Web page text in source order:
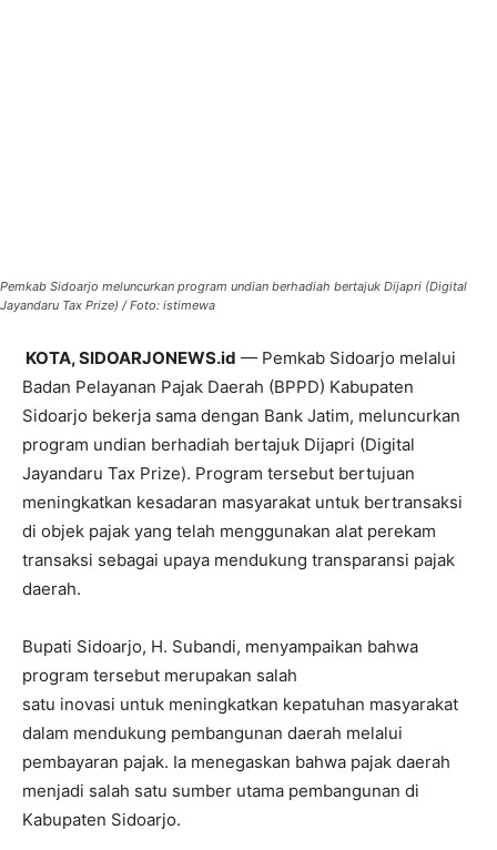
Pemkab Sidoarjo meluncurkan program undian berhadiah bertajuk Dijapri (Digital
Jayandaru Tax Prize) / Foto: istimewa
KOTA, SIDOARJONEWS.id — Pemkab Sidoarjo melalui
Badan Pelayanan Pajak Daerah (BPPD) Kabupaten
Sidoarjo bekerja sama dengan Bank Jatim, meluncurkan
program undian berhadiah bertajuk Dijapri (Digital
Jayandaru Tax Prize). Program tersebut bertujuan
meningkatkan kesadaran masyarakat untuk bertransaksi
di objek pajak yang telah menggunakan alat perekam
transaksi sebagai upaya mendukung transparansi pajak
daerah.
Bupati Sidoarjo, H. Subandi, menyampaikan bahwa
program tersebut merupakan salah
satu inovasi untuk meningkatkan kepatuhan masyarakat
dalam mendukung pembangunan daerah melalui
pembayaran pajak. Ia menegaskan bahwa pajak daerah
menjadi salah satu sumber utama pembangunan di
Kabupaten Sidoarjo.